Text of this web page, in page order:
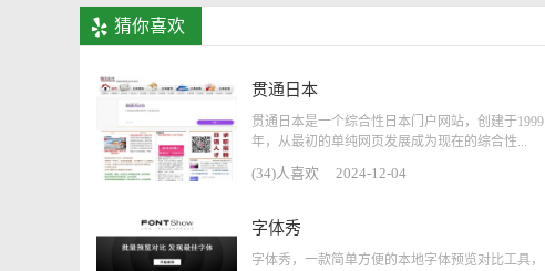
猜你喜欢
贯通日本
贯通日本是一个综合性日本门户网站，创建于1999
年，从最初的单纯网页发展成为现在的综合性...
(34)人喜欢 2024-12-04
字体秀
字体秀，一款简单方便的本地字体预览对比工具，